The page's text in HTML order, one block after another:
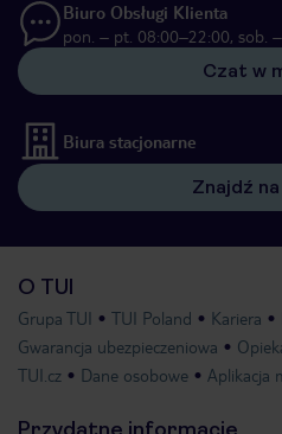
Biuro Obsługi Klienta
pon. – pt. 08:00–22:00, sob.
Czat w
Biura stacjonarne
Znajdź
O TUI
Grupa TUI TUI Poland Kariera
Gwarancja ubezpieczeniowa
TUI.cz
Dane osobowe Aplikacja
Przydatne informacje